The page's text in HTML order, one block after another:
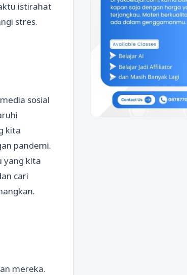
istirahat
stres.
sosial
kita
pandemi.
yang kita
cari
mereka.